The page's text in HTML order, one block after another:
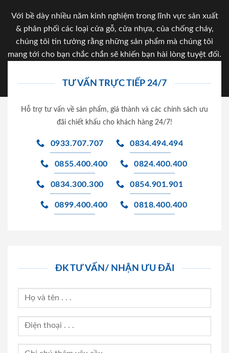
Với bề dày nhiều năm kinh nghiệm trong lĩnh vực sản xuất
& phân phối các loại cửa gỗ, cửa nhựa, của chống cháy,
chúng tôi tin tưởng rằng những sản phẩm mà chúng tôi
mang tới cho bạn chắc chắn sẽ khiến bạn hài lòng tuyệt đối.
TƯ VẤN TRỰC TIẾP 24/7
Hỗ trợ tư vấn về sản phẩm, giá thành và các chính sách ưu
đãi chiết khấu cho khách hàng 24/7!
0933.707.707 0834.494.494
0855.400.400 0824.400.400
0834.300.300 0854.901.901
0899.400.400 0818.400.400
ĐK TƯ VẤN/ NHẬN ƯU ĐÃI